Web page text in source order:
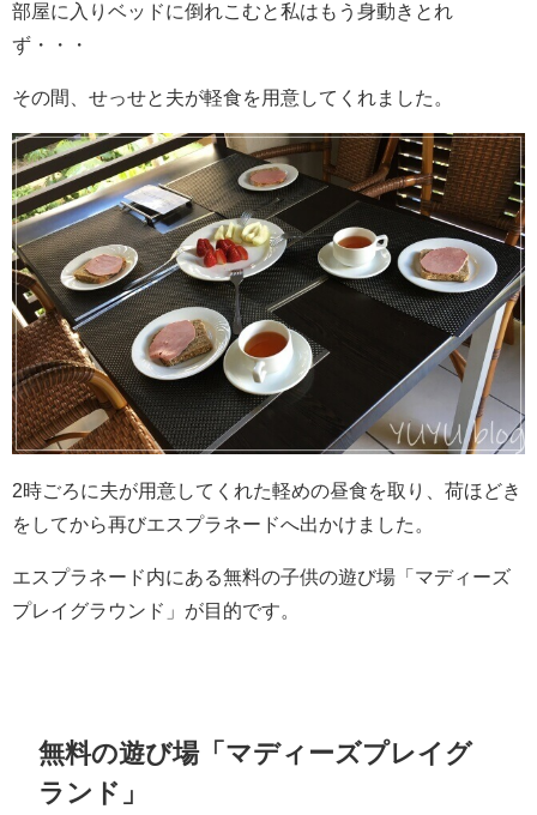
部屋に入りベッドに倒れこむと私はもう身動きとれ
ず・・・
その間、せっせと夫が軽食を用意してくれました。
2時ごろに夫が用意してくれた軽めの昼食を取り、荷ほどき
をしてから再びエスプラネードへ出かけました。
エスプラネード内にある無料の子供の遊び場「マディーズ
プレイグラウンド」が目的です。
無料の遊び場「マディーズプレイグ
ランド」